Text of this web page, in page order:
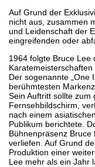
Auf Grund der
nicht aus, zusammen
und Leidenschaft der
eingreifenden oder
1964 folgte Bruce Lee
Der sogenannte „One
berühmtesten
Sein Auftritt sollte
Fernsehbildschirm,
nach einem
Publikum berichtete.
Bühnenpräsenz
verliefen. Auf Grund
Produktion einer
Lee mehr als ein Jahr